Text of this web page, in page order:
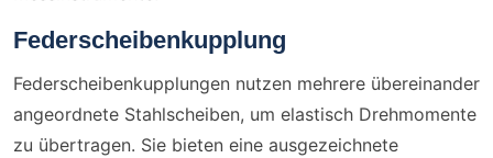
Federscheibenkupplung
Federscheibenkupplungen nutzen mehrere übereinander
angeordnete Stahlscheiben, um elastisch Drehmomente
zu übertragen. Sie bieten eine ausgezeichnete